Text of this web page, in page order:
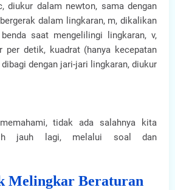
diukur dalam newton, sama dengan
dalam lingkaran, m, dikalikan
saat mengelilingi lingkaran, v,
per detik, kuadrat (hanya kecepatan
dengan jari-jari lingkaran, diukur
tidak ada salahnya kita
jauh lagi, melalui soal dan
Melingkar Beraturan